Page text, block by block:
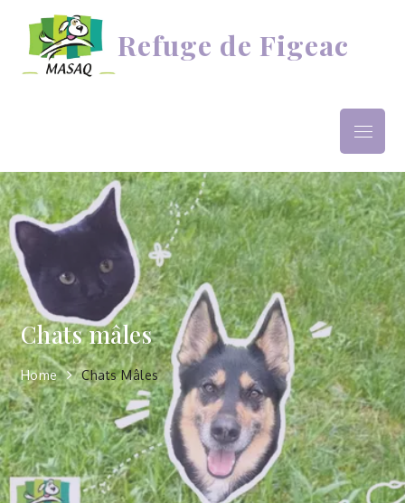
Refuge de Figeac
Chats mâles
Home Chats Mâles